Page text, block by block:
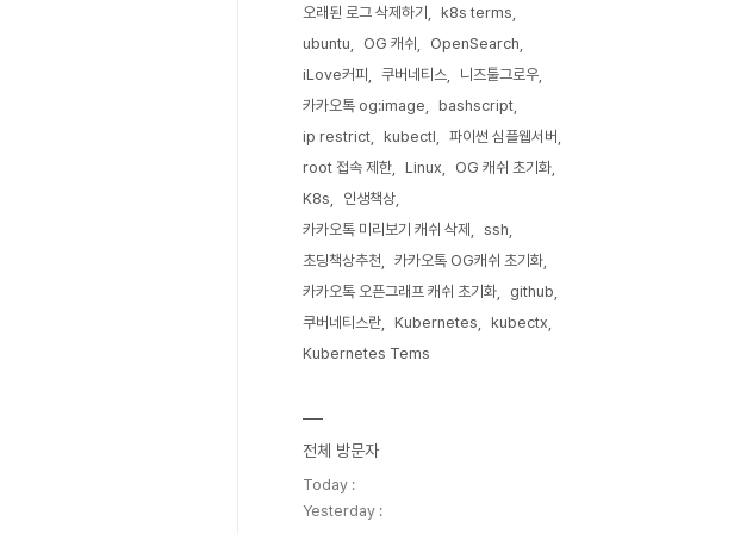
오래된 로그 삭제하기
k8s terms
ubuntu
OG 캐쉬
OpenSearch
iLove커피
쿠버네티스
니즈툴그로우
카카오톡 og:image
bashscript
ip restrict
kubectl
파이썬 심플웹서버
root 접속 제한
Linux
OG 캐쉬 초기화
K8s
인생책상
카카오톡 미리보기 캐쉬 삭제
ssh
초딩책상추천
카카오톡 OG캐쉬 초기화
카카오톡 오픈그래프 캐쉬 초기화
github
쿠버네티스란
Kubernetes
kubectx
Kubernetes Tems
전체 방문자
Today :
Yesterday :